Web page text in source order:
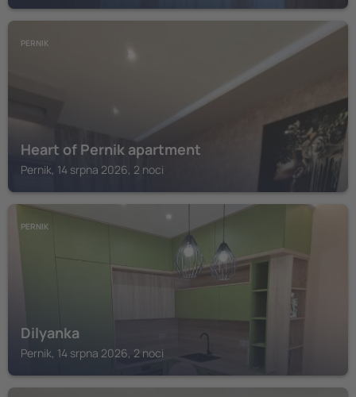
PERNIK
Heart of Pernik apartment
Pernik, 14 srpna 2026, 2 noci
PERNIK
Dilyanka
Pernik, 14 srpna 2026, 2 noci